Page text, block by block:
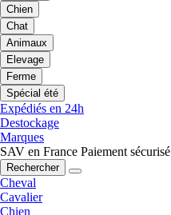
Chien
Chat
Animaux
Elevage
Ferme
Spécial été
Expédiés en 24h
Destockage
Marques
SAV en France Paiement sécurisé
Rechercher
Cheval
Cavalier
Chien